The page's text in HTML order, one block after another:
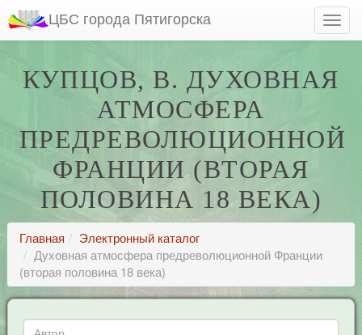
ЦБС города Пятигорска
КУПЦОВ, В. ДУХОВНАЯ
АТМОСФЕРА
ПРЕДРЕВОЛЮЦИОННОЙ
ФРАНЦИИ (ВТОРАЯ
ПОЛОВИНА 18 ВЕКА)
Главная
Электронный каталог
Духовная атмосфера предреволюционной Франции
(вторая половина 18 века)